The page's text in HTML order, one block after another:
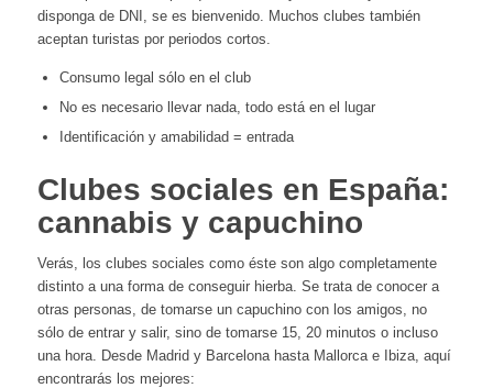
disponga de DNI, se es bienvenido. Muchos clubes también
aceptan turistas por periodos cortos.
Consumo legal sólo en el club
No es necesario llevar nada, todo está en el lugar
Identificación y amabilidad = entrada
Clubes sociales en España:
cannabis y capuchino
Verás, los clubes sociales como éste son algo completamente
distinto a una forma de conseguir hierba. Se trata de conocer a
otras personas, de tomarse un capuchino con los amigos, no
sólo de entrar y salir, sino de tomarse 15, 20 minutos o incluso
una hora. Desde Madrid y Barcelona hasta Mallorca e Ibiza, aquí
encontrarás los mejores: